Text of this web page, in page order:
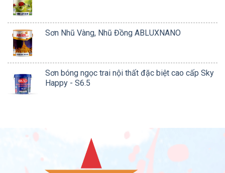
Sơn Nhũ Vàng, Nhũ Đồng ABLUXNANO
Sơn bóng ngọc trai nội thất đặc biệt cao cấp Sky
Happy - S6.5